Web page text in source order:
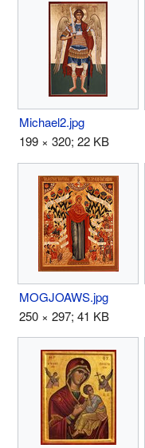
Michael2.jpg
199 × 320; 22 KB
MOGJOAWS.jpg
250 × 297; 41 KB